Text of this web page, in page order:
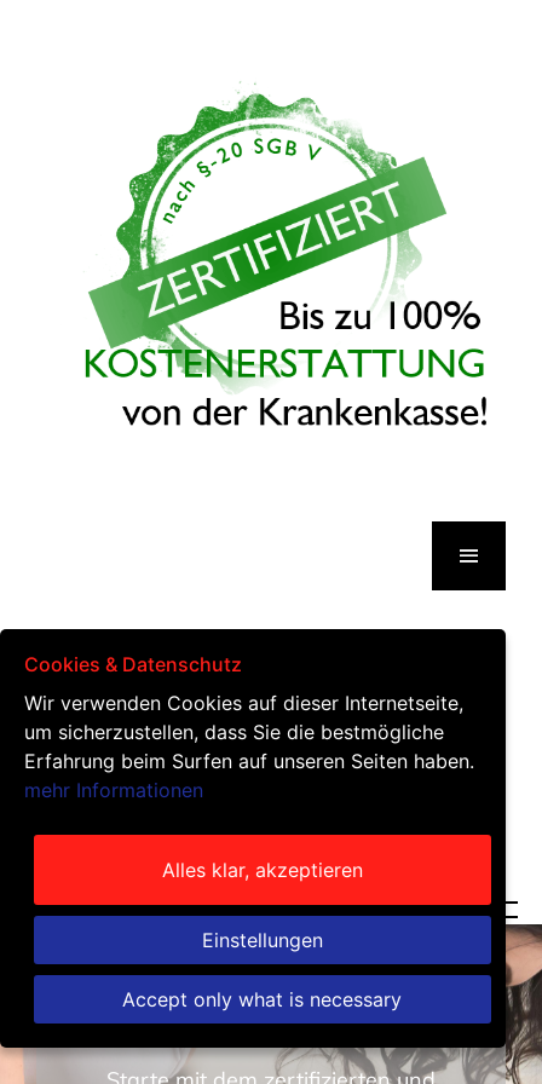
Du willst endlich deine Ziele erreichen?
Cookies & Datenschutz
Wir verwenden Cookies auf dieser Internetseite,
um sicherzustellen, dass Sie die bestmögliche
Erfahrung beim Surfen auf unseren Seiten haben.
mehr Informationen
Alles klar, akzeptieren
Einstellungen
Accept only what is necessary